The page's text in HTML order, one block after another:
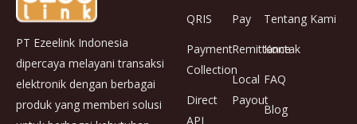
PT Ezeelink Indonesia
dipercaya melayani transaksi
elektronik dengan berbagai
produk yang memberi solusi
QRIS
Payment
Collection
Direct
API
Pay
Remittance
Local
Payout
Tentang Kami
Kontak
FAQ
Blog